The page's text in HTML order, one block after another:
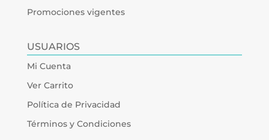
Promociones vigentes
USUARIOS
Mi Cuenta
Ver Carrito
Política de Privacidad
Términos y Condiciones